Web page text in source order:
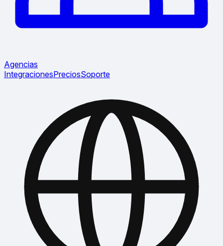
Agencias
IntegracionesPreciosSoporte